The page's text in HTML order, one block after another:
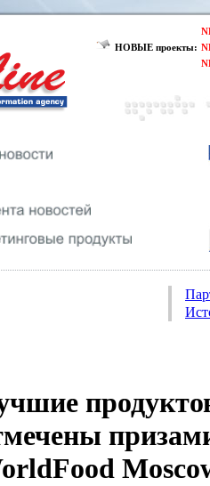
НОВЫЕ проекты: